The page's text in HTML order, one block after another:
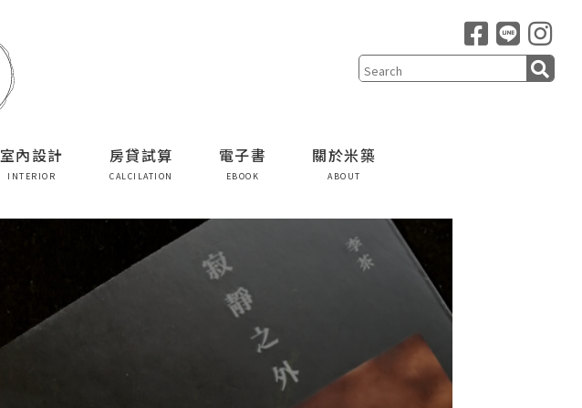
室內設計
INTERIOR
房貸試算
CALCILATION
電子書
EBOOK
關於米築
ABOUT